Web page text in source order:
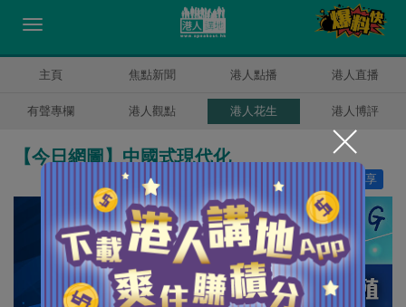
主頁 焦點新聞 港人點播 港人直播
有聲專欄 港人觀點 港人花生 港人博評
【今日網圖】中國式現代化
分享